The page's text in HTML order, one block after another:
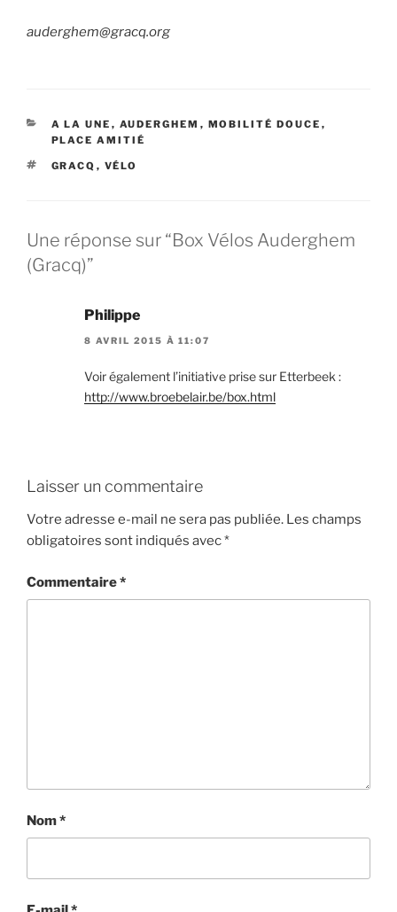
auderghem@gracq.org
CATÉGORIES
A LA UNE , AUDERGHEM , MOBILITÉ DOUCE ,
PLACE AMITIÉ
ÉTIQUETTES
GRACQ , VÉLO
Une réponse sur “Box Vélos Auderghem
(Gracq)”
Philippe
8 AVRIL 2015 À 11:07
Voir également l’initiative prise sur Etterbeek :
http://www.broebelair.be/box.html
Laisser un commentaire
Votre adresse e-mail ne sera pas publiée. Les champs
obligatoires sont indiqués avec*
Commentaire*
Nom*